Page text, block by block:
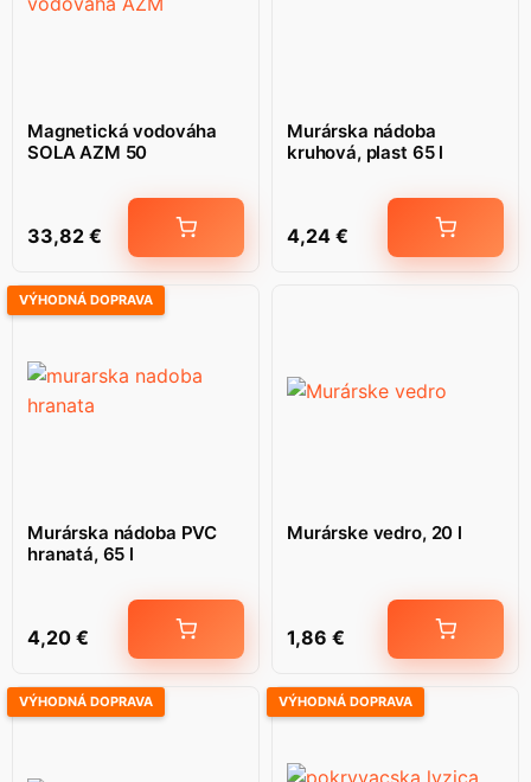
Magnetická vodováha
SOLA AZM 50
33,82 €
Murárska nádoba
kruhová, plast 65 l
4,24 €
VÝHODNÁ DOPRAVA
Murárska nádoba PVC
hranatá, 65 l
4,20 €
Murárske vedro, 20 l
1,86 €
VÝHODNÁ DOPRAVA VÝHODNÁ DOPRAVA